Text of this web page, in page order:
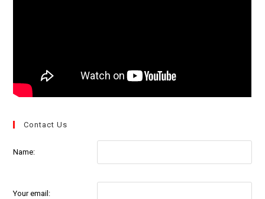
Contact Us
Name:
Your email: